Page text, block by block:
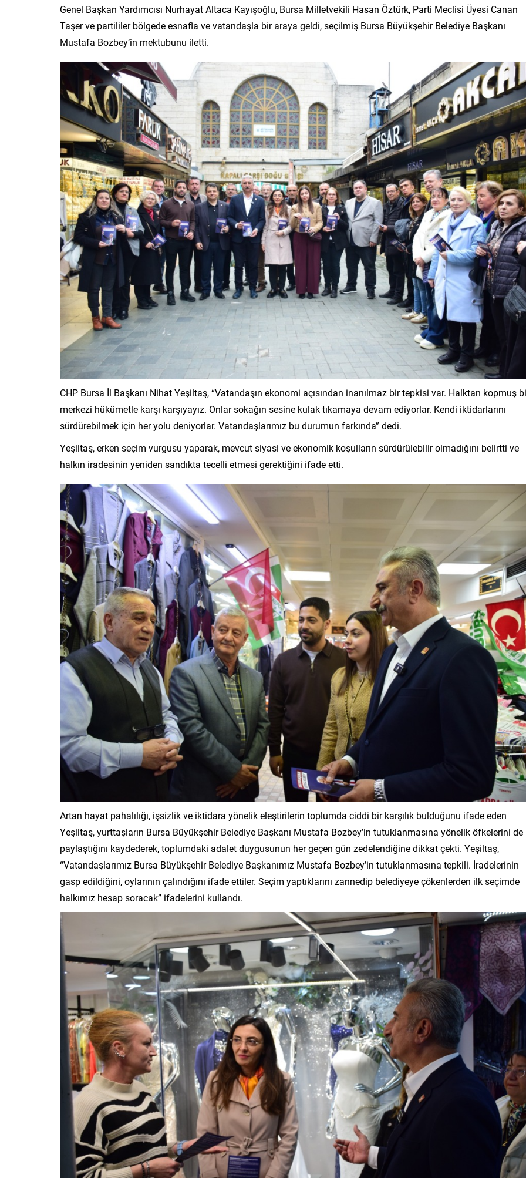
Genel Başkan Yardımcısı Nurhayat Altaca Kayışoğlu, Bursa Milletvekili Hasan Öztürk, Parti Meclisi Üyesi Canan
Taşer ve partililer bölgede esnafla ve vatandaşla bir araya geldi, seçilmiş Bursa Büyükşehir Belediye Başkanı
Mustafa Bozbey’in mektubunu iletti.
CHP Bursa İl Başkanı Nihat Yeşiltaş, “Vatandaşın ekonomi açısından inanılmaz bir tepkisi var. Halktan kopmuş
merkezi hükümetle karşı karşıyayız. Onlar sokağın sesine kulak tıkamaya devam ediyorlar. Kendi iktidarlarını
sürdürebilmek için her yolu deniyorlar. Vatandaşlarımız bu durumun farkında” dedi.
Yeşiltaş, erken seçim vurgusu yaparak, mevcut siyasi ve ekonomik koşulların sürdürülebilir olmadığını belirtti ve
halkın iradesinin yeniden sandıkta tecelli etmesi gerektiğini ifade etti.
Artan hayat pahalılığı, işsizlik ve iktidara yönelik eleştirilerin toplumda ciddi bir karşılık bulduğunu ifade eden
Yeşiltaş, yurttaşların Bursa Büyükşehir Belediye Başkanı Mustafa Bozbey’in tutuklanmasına yönelik öfkelerini de
paylaştığını kaydederek, toplumdaki adalet duygusunun her geçen gün zedelendiğine dikkat çekti. Yeşiltaş,
“Vatandaşlarımız Bursa Büyükşehir Belediye Başkanımız Mustafa Bozbey’in tutuklanmasına tepkili. İradelerinin
gasp edildiğini, oylarının çalındığını ifade ettiler. Seçim yaptıklarını zannedip belediyeye çökenlerden ilk seçimde
halkımız hesap soracak” ifadelerini kullandı.